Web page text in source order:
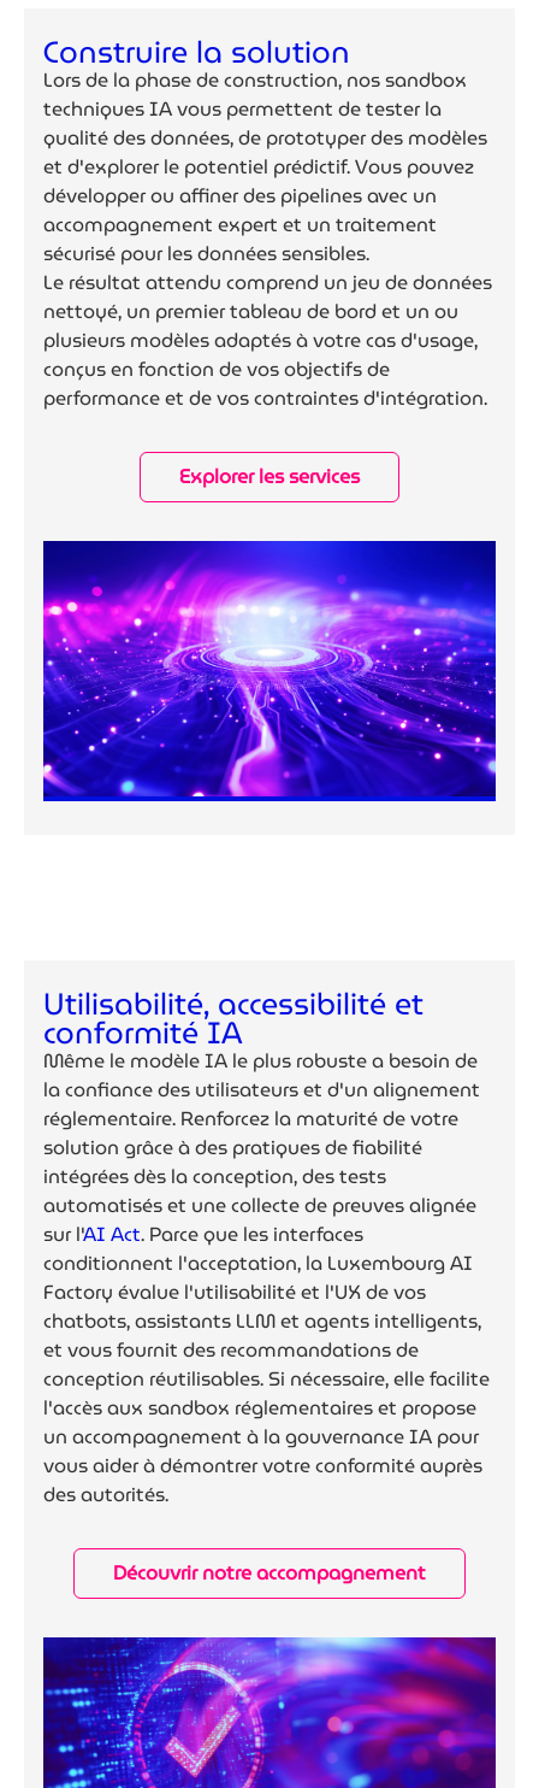
Construire la solution
Lors de la phase de construction, nos sandbox
techniques IA vous permettent de tester la
qualité des données, de prototyper des modèles
et d'explorer le potentiel prédictif. Vous pouvez
développer ou affiner des pipelines avec un
accompagnement expert et un traitement
sécurisé pour les données sensibles.
Le résultat attendu comprend un jeu de données
nettoyé, un premier tableau de bord et un ou
plusieurs modèles adaptés à votre cas d'usage,
conçus en fonction de vos objectifs de
performance et de vos contraintes d'intégration.
Explorer les services
Utilisabilité, accessibilité et
conformité IA
Même le modèle IA le plus robuste a besoin de
la confiance des utilisateurs et d'un alignement
réglementaire. Renforcez la maturité de votre
solution grâce à des pratiques de fiabilité
intégrées dès la conception, des tests
automatisés et une collecte de preuves alignée
sur l'AI Act. Parce que les interfaces
conditionnent l'acceptation, la Luxembourg AI
Factory évalue l'utilisabilité et l'UX de vos
chatbots, assistants LLM et agents intelligents,
et vous fournit des recommandations de
conception réutilisables. Si nécessaire, elle facilite
l'accès aux sandbox réglementaires et propose
un accompagnement à la gouvernance IA pour
vous aider à démontrer votre conformité auprès
des autorités.
Découvrir notre accompagnement